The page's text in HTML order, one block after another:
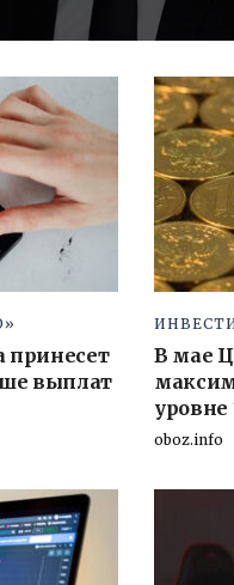
принесет
выплат
В мае
уровне
oboz.info